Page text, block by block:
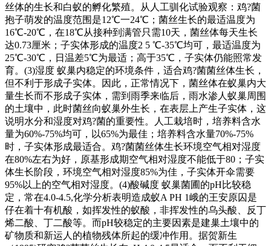
丝体的生长和白蚁的孵化繁殖。从人工驯化试验观察：鸡?菌
抱子萌发的温度范围是12℃一24℃；菌丝生长的最适温度为
16℃-20℃，在18℃从接种到满管只需10天，菌丝体每天生长
达0.73厘米；子实体形成的温度2 5 ℃-35℃均可，最适温度为
25℃-30℃，日温差5℃为最适；高于35℃，子实体仍能照常发
育。(3)湿度 蚁巢内稳定的环境条件，适合鸡?菌菌丝体生长，
但不利于形成子实体。因此，正常情况下，菌丝体在蚁巢内大
量生长而不形成子实体，需到雨季来临后，雨水渗人蚁巢周围
的土壤中，此时菌丝向蚁巢外生长，在表层上产生子实体，这
说明水分和湿度对鸡?菌的重要性。人工栽培时，培养料含水
量为60%-75%均可，以65%为最佳；培养料含水量70%-75%
时，子实体形成最适合。鸡?菌菌丝体生长环境空气相对湿度
在80%左右为好，原基形成期空气相对湿度不能低于80；子实
体生长阶段，环境空气相对湿度85%为佳，子实体开伞需要
95%以上的空气相对湿度。(4)酸碱度 蚁巢菌圃的pH比较稳
定，常在4.0-4.5,化学分析表明造成蚁A PH 1峨的王安原囚是
仔在着十有机酸，如挥发性的蚁酸，非挥发性的乌头酸、反丁
烯二酸、丁二酸等。而pH较稳定的主要因素是建巢土壤中的
矿物质和新运人的植物残体所起的缓冲作用。据贺新生